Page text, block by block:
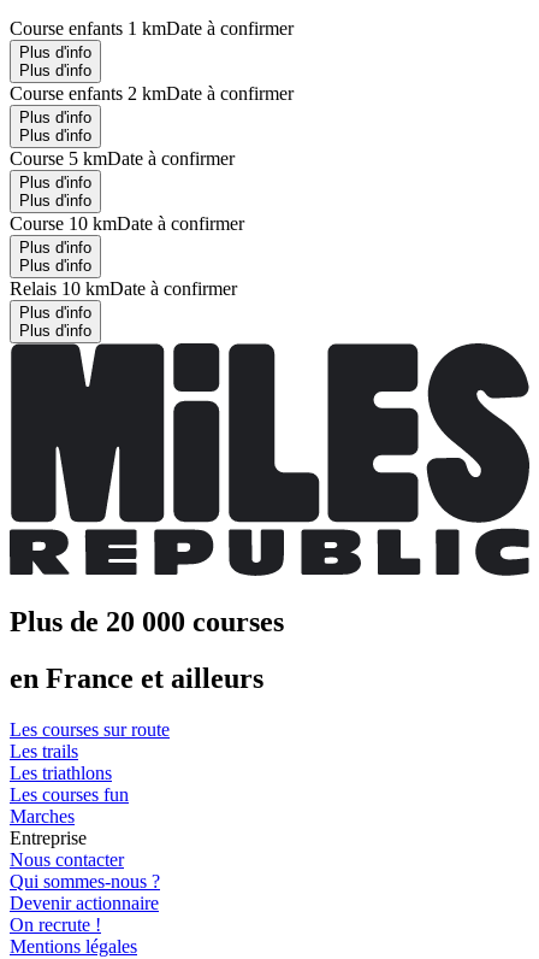
Course enfants 1 kmDate à confirmer
Plus d'info
Plus d'info
Course enfants 2 kmDate à confirmer
Plus d'info
Plus d'info
Course 5 kmDate à confirmer
Plus d'info
Plus d'info
Course 10 kmDate à confirmer
Plus d'info
Plus d'info
Relais 10 kmDate à confirmer
Plus d'info
Plus d'info
Plus de 20 000 courses
en France et ailleurs
Les courses sur route
Les trails
Les triathlons
Les courses fun
Marches
Entreprise
Nous contacter
Qui sommes-nous ?
Devenir actionnaire
On recrute !
Mentions légales